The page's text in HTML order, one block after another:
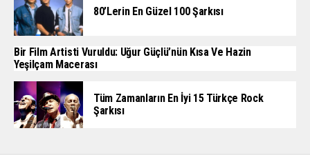
80’lerin En Güzel 100 Şarkısı
Bir Film Artisti Vuruldu: Uğur Güçlü’nün Kısa Ve Hazin
Yeşilçam Macerası
Tüm Zamanların En İyi 15 Türkçe Rock
Şarkısı